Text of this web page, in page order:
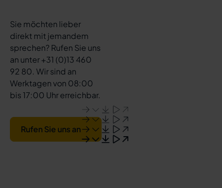
Sie möchten lieber
direkt mit jemandem
sprechen? Rufen Sie uns
an unter +31 (0)13 460
92 80. Wir sind an
Werktagen von 08:00
bis 17:00 Uhr erreichbar.
Rufen Sie uns an